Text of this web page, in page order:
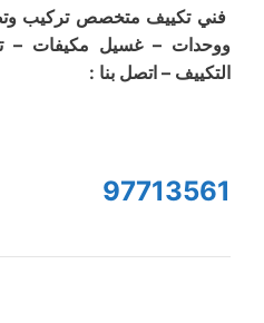
فني تكييف متخصص تركيب
ووحدات – غسيل مكيفات –
التكييف – اتصل بنا :
97713561